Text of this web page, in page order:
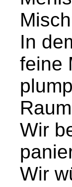
In
feine
Wir
Wir